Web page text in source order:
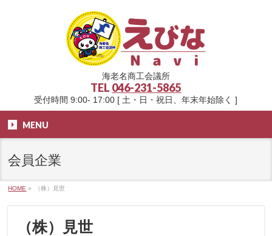
海老名商工会議所
TEL 046-231-5865
受付時間 9:00- 17:00 [ 土・日・祝日、年末年始除く ]
MENU
会員企業
HOME » （株）見世
（株）見世